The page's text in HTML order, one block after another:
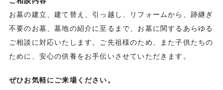
お墓の建立、建て替え、引っ越し、リフォームから、跡継ぎ
不要のお墓、墓地の紹介に至るまで、お墓に関するあらゆる
ご相談に対応いたします。ご先祖様のため、また子供たちの
ために、安心の供養をお手伝いさせていただきます。
ぜひお気軽にご来場ください。